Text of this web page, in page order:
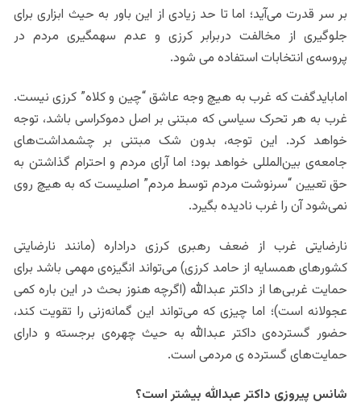
بر سر قدرت می‌آید؛ اما تا حد زیادی از این باور به حیث ابزاری برای
جلوگیری از مخالفت دربرابر کرزی و عدم سهمگیری مردم در
پروسه‌ی انتخابات استفاده می شود.
امابایدگفت که غرب به هیچ وجه عاشق “چین و کلاه” کرزی نیست.
غرب به هر تحرک سیاسی که مبتنی بر اصل دموکراسی باشد، توجه
خواهد کرد. این توجه، بدون شک مبتنی بر چشمداشت‌های
جامعه‌ی بین‌المللی خواهد بود؛ اما آرای مردم و احترام گذاشتن به
حق تعیین “سرنوشت مردم توسط مردم” اصلیست که به هیچ روی
نمی‌شود آن را غرب نادیده بگیرد.
نارضایتی غرب از ضعف رهبری کرزی دراداره (مانند نارضایتی
کشورهای همسایه از حامد کرزی) می‌تواند انگیزه‌ی مهمی باشد برای
حمایت غربی‌ها از داکتر عبدالله (اگرچه هنوز بحث در این باره کمی
عجولانه است)؛ اما چیزی که می‌تواند این گمانه‌زنی را تقویت کند،
حضور گسترده‌ی داکتر عبدالله به حیث چهره‌ی برجسته و دارای
حمایت‌های گسترده ی مردمی است.
شانس پیروزی داکتر عبدالله بیشتر است؟